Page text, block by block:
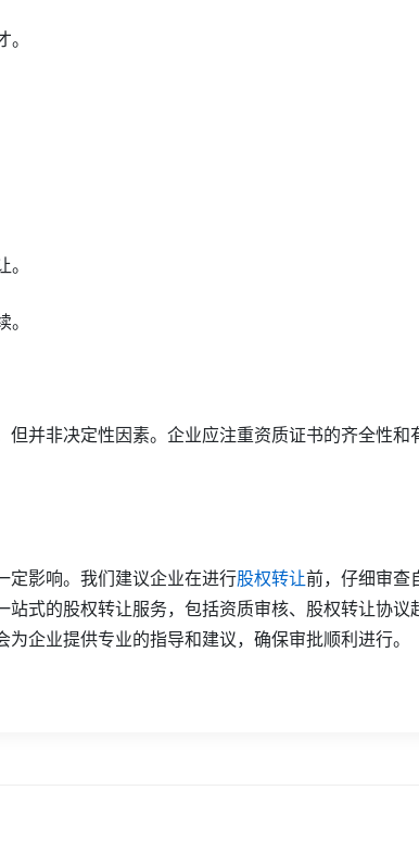
并非决定性因素。企业应注重资质证书的齐全性
定影响。我们建议企业在进行股权转让前，仔细审查
式的股权转让服务，包括资质审核、股权转让协议
企业提供专业的指导和建议，确保审批顺利进行。